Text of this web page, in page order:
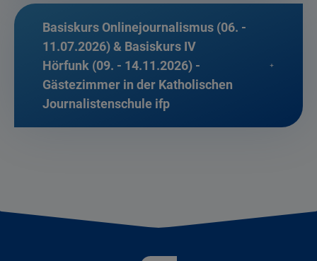
Basiskurs Onlinejournalismus (06. -
11.07.2026) & Basiskurs IV
Hörfunk (09. - 14.11.2026) -
Gästezimmer in der Katholischen
Journalistenschule ifp